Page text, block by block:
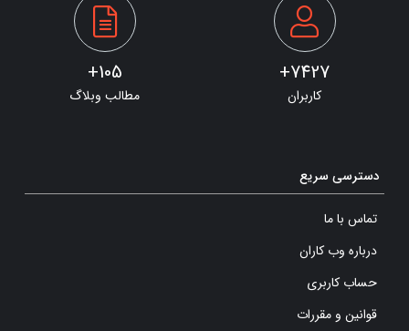
7427+
کاربران
105+
مطالب وبلاگ
دسترسی سریع
تماس با ما
درباره وب کاران
حساب کاربری
قوانین و مقررات